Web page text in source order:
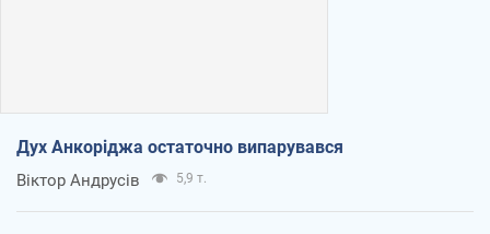
Дух Анкоріджа остаточно випарувався
Віктор Андрусів 5,9 т.